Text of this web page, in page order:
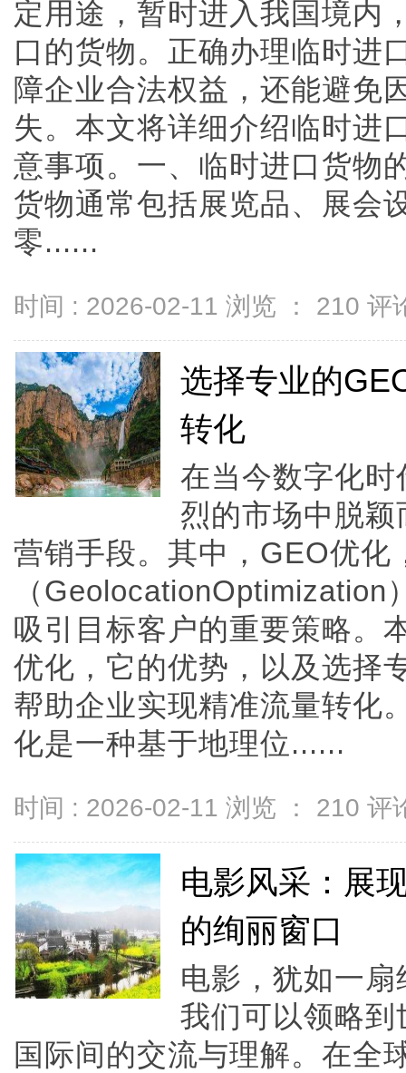
定用途，暂时进入我国境内
口的货物。正确办理临时进
障企业合法权益，还能避免
失。本文将详细介绍临时进
意事项。一、临时进口货物
货物通常包括展览品、展会
零......
时间 : 2026-02-11 浏览 ： 210 评
选择专业的
转化
在当今数字化
烈的市场中脱
营销手段。其中，GEO优化
（
吸引目标客户的重要策略。
优化，它的优势，以及选择
帮助企业实现精准流量转化
化是一种基于地理位......
时间 : 2026-02-11 浏览 ： 210 评
电影风采：展
的绚丽窗口
电影，犹如一
我们可以领略
国际间的交流与理解。在全